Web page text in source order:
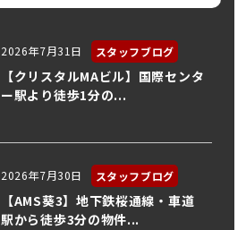
2026年7月31日 スタッフブログ
【クリスタルMAビル】国際センタ
ー駅より徒歩1分の...
2026年7月30日 スタッフブログ
【AMS葵3】地下鉄桜通線・車道
駅から徒歩3分の物件...